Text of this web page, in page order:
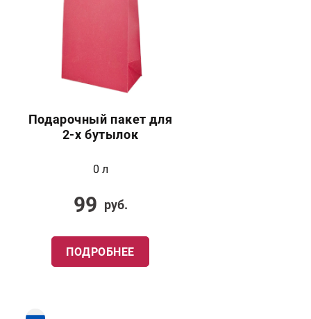
Подарочный пакет для
2-х бутылок
0 л
99 руб.
ПОДРОБНЕЕ